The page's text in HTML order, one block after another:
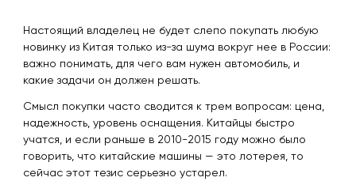
Настоящий владелец не будет слепо покупать любую
новинку из Китая только из-за шума вокруг нее в России:
важно понимать, для чего вам нужен автомобиль, и
какие задачи он должен решать.
Смысл покупки часто сводится к трем вопросам: цена,
надежность, уровень оснащения. Китайцы быстро
учатся, и если раньше в 2010-2015 году можно было
говорить, что китайские машины — это лотерея, то
сейчас этот тезис серьезно устарел.